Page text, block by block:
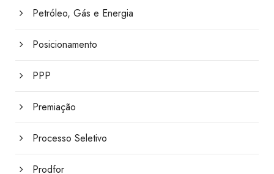
Petróleo, Gás e Energia
Posicionamento
PPP
Premiação
Processo Seletivo
Prodfor